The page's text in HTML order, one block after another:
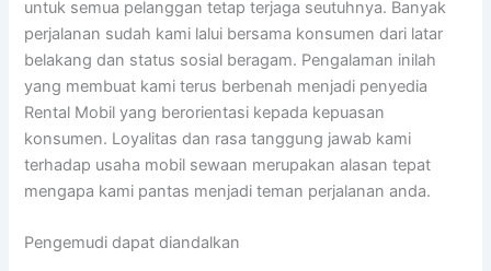
untuk semua pelanggan tetap terjaga seutuhnya. Banyak
perjalanan sudah kami lalui bersama konsumen dari latar
belakang dan status sosial beragam. Pengalaman inilah
yang membuat kami terus berbenah menjadi penyedia
Rental Mobil yang berorientasi kepada kepuasan
konsumen. Loyalitas dan rasa tanggung jawab kami
terhadap usaha mobil sewaan merupakan alasan tepat
mengapa kami pantas menjadi teman perjalanan anda.
Pengemudi dapat diandalkan